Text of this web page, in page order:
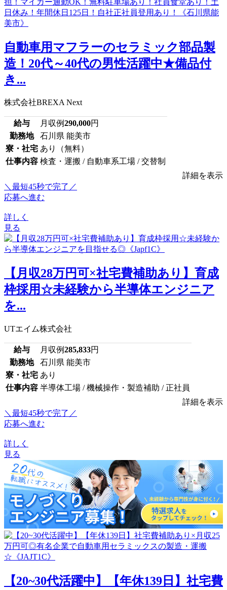
自動車用マフラーのセラミック部品製
造！20代～40代の男性活躍中★備品付
き...
株式会社BREXA Next
給与 月収例290,000円
勤務地
石川県 能美市
寮・社宅 あり（無料）
仕事内容 検査・運搬 / 自動車系工場 / 交替制
詳細を表示
＼最短45秒で完了／
応募へ進む
詳しく
見る
【月収28万円可×社宅費補助あり】育成
枠採用☆未経験から半導体エンジニア
を...
UTエイム株式会社
給与 月収例285,833円
勤務地
石川県 能美市
寮・社宅 あり
仕事内容 半導体工場 / 機械操作・製造補助 / 正社員
詳細を表示
＼最短45秒で完了／
応募へ進む
詳しく
見る
【20~30代活躍中】【年休139日】社宅費